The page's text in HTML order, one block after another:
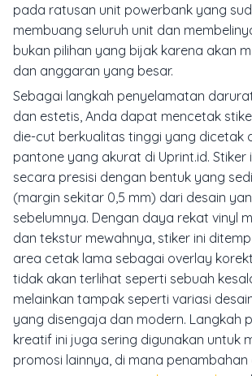
pada ratusan unit powerbank yang
membuang seluruh unit dan
bukan pilihan yang bijak karena akan
dan anggaran yang besar.
Sebagai langkah penyelamatan
dan estetis, Anda dapat mencetak
die-cut berkualitas tinggi yang dicetak
pantone yang akurat di Uprint.id. Stiker
secara presisi dengan bentuk yang
(margin sekitar 0,5 mm) dari desain
sebelumnya. Dengan daya rekat vinyl
dan tekstur mewahnya, stiker ini
area cetak lama sebagai overlay
tidak akan terlihat seperti sebuah
melainkan tampak seperti variasi
yang disengaja dan modern. Langkah
kreatif ini juga sering digunakan untuk
promosi lainnya, di mana penambahan